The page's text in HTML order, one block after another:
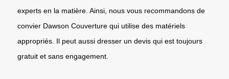
experts en la matière. Ainsi, nous vous recommandons de
convier Dawson Couverture qui utilise des matériels
appropriés. Il peut aussi dresser un devis qui est toujours
gratuit et sans engagement.